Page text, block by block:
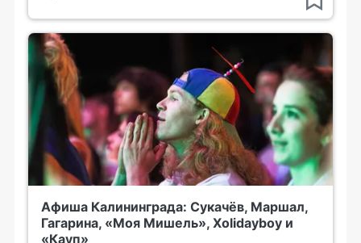
Афиша Калининграда: Сукачёв, Маршал,
Гагарина, «Моя Мишель», Xolidayboy и
«Кауп»